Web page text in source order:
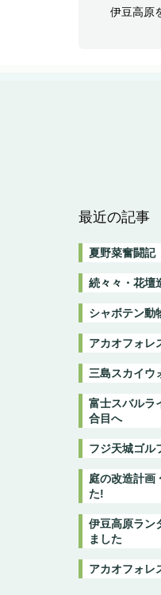
伊豆高原
最近の記事
夏野菜奮闘記
続々々・花壇
シャボテン動
アカオフォレ
三島スカイウ
富士スバルラ
合目へ
フジ天城ゴル
庭の改造計画
た!
伊豆高原ラン
ました
アカオフォレ